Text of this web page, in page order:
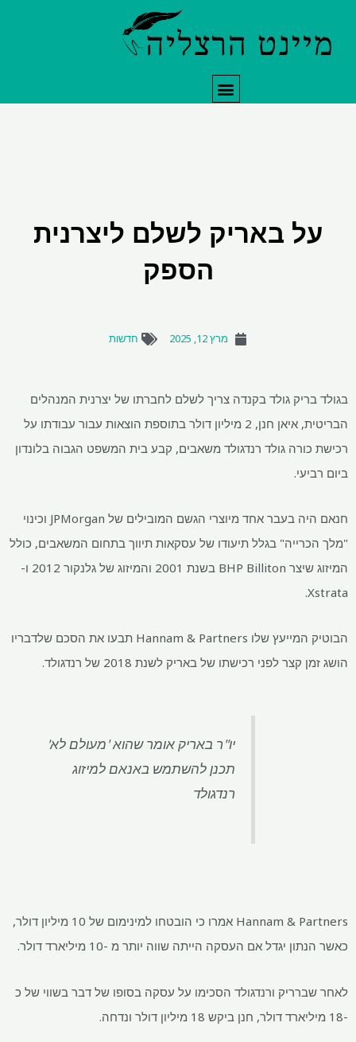
תפריט
באריק לשלם ליצרנית
הספק
חדשות
גולד בקנדה צריך לשלם לחברתו של יצרנית המנהלים
הבריטית, איאן חנן, 2 מיליון דולר בתוספת הוצאות עבור עבודתו על
גולד רנדגולד משאבים, קבע בית המשפט הגבוה בלונדון
חנאם היה בעבר אחד מיוצרי הגשם המובילים של JPMorgan וכינוי
בגלל תיעודו של עסקאות תיווך בתחום המשאבים, כולל
המיזוג שיצר BHP Billiton בשנת 2001 והמיזוג של גלנקור 2012 ו-
הבוטיק המייעץ שלו Hannam & Partners תבעו את הסכם שלדבריו
לפני רכישתו של באריק לשנת 2018 של רנדגולד.
יו"ר באריק אומר שהוא 'מעולם לא'
תכנן להשתמש באנאם למיזוג
Hannam & Partners אמרו כי הובטחו למינימום של 10 מיליון דולר,
יגדל אם העסקה הייתה שווה יותר מ -10 מיליארד דולר.
ורנדגולד הסכימו על עסקה בסופו של דבר בשווי של כ